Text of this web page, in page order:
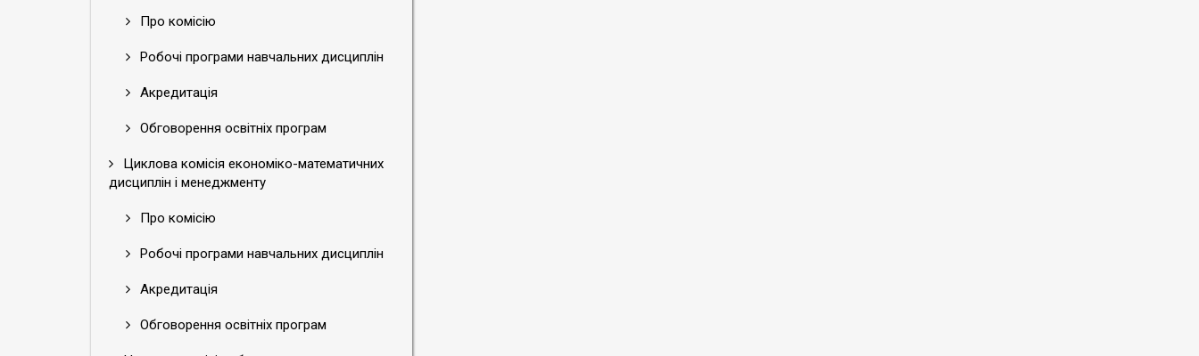
Про комісію
Робочі програми навчальних дисциплін
Акредитація
Обговорення освітніх програм
Циклова комісія економіко-математичних
дисциплін і менеджменту
Про комісію
Робочі програми навчальних дисциплін
Акредитація
Обговорення освітніх програм